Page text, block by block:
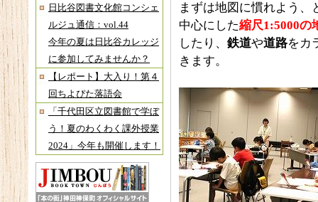
日比谷図書文化館コンシェ
ルジュ通信：vol.44
今年の夏は日比谷カレッジ
に参加してみませんか？
【レポート】大入り！第４
回ちよぴた落語会
「千代田区立図書館で学ぼ
う！夏のわくわく課外授業
2024」今年も開催します！
まずは地図に慣れよう
中心にした縮尺1:5000の
したり、 鉄道や道路をカ
きます。